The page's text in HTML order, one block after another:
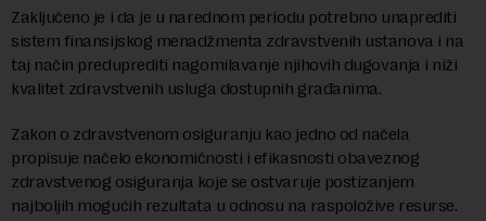
Zaključeno je i da je u narednom periodu potrebno unaprediti
sistem finansijskog menadžmenta zdravstvenih ustanova i na
taj način preduprediti nagomilavanje njihovih dugovanja i niži
kvalitet zdravstvenih usluga dostupnih građanima.
Zakon o zdravstvenom osiguranju kao jedno od načela
propisuje načelo ekonomičnosti i efikasnosti obaveznog
zdravstvenog osiguranja koje se ostvaruje postizanjem
najboljih mogućih rezultata u odnosu na raspoložive resurse.